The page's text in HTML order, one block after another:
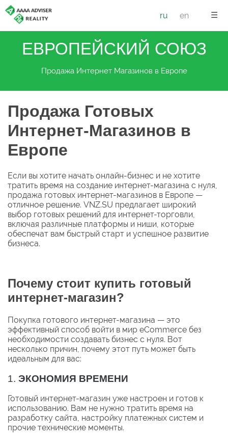
☰
ru en
ЕВРОПЕЙСКИЙ СОЮЗ
Продажа Интернет Магазинов в Европе
Продажа Готовых
Интернет-Магазинов в
Европе
Если вы хотите начать онлайн-бизнес и не хотите
тратить время на создание интернет-магазина с нуля,
продажа готовых интернет-магазинов в Европе —
отличное решение. VNZ.SU предлагает широкий
выбор готовых решений для интернет-торговли,
включая различные платформы и ниши, которые
обеспечат вам быстрый старт и успешное развитие
бизнеса.
Почему стоит купить готовый
интернет-магазин?
Покупка готового интернет-магазина — это
эффективный способ войти в мир eCommerce без
необходимости создавать бизнес с нуля. Вот
несколько причин, почему этот путь может быть
идеальным для вас:
1. ЭКОНОМИЯ ВРЕМЕНИ
Готовый интернет-магазин уже настроен и готов к
использованию. Вам не нужно тратить время на
разработку сайта, настройку платежных систем и
прочие технические моменты.